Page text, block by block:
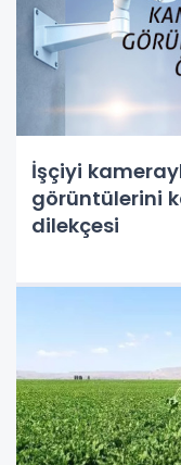
İşçiyi
görüntülerini
dilekçesi